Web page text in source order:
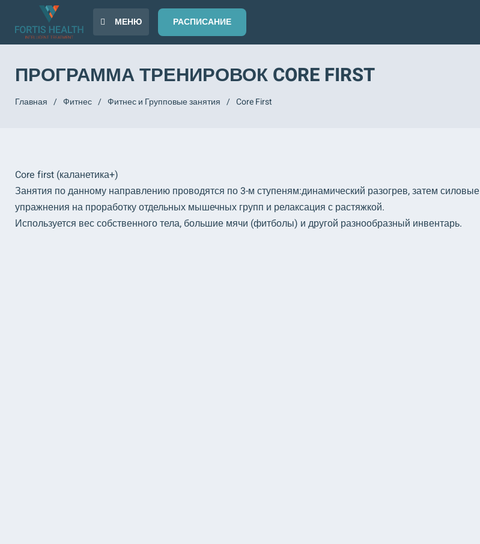
МЕНЮ РАСПИСАНИЕ
ПРОГРАММА ТРЕНИРОВОК CORE FIRST
Главная / Фитнес / Фитнес и Групповые занятия / Core First
Core first (каланетика+)
Занятия по данному направлению проводятся по 3-м ступеням:динамический разогрев, затем силовые
упражнения на проработку отдельных мышечных групп и релаксация с растяжкой.
Используется вес собственного тела, большие мячи (фитболы) и другой разнообразный инвентарь.